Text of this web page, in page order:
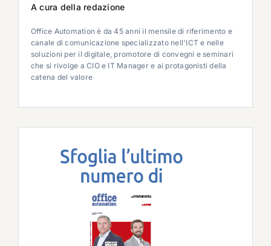
A cura della redazione
Office Automation è da 45 anni il mensile di riferimento e
canale di comunicazione specializzato nell'ICT e nelle
soluzioni per il digitale, promotore di convegni e seminari
che si rivolge a CIO e IT Manager e ai protagonisti della
catena del valore